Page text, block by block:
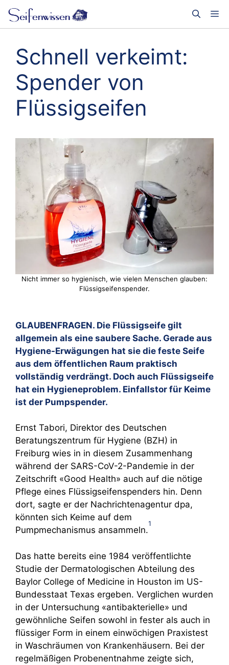
Zum
Inhalt
springen
Schnell verkeimt:
Spender von
Flüssigseifen
Nicht immer so hygienisch, wie vielen Menschen glauben:
Flüssigseifenspender.
GLAUBENFRAGEN. Die Flüssigseife gilt
allgemein als eine saubere Sache. Gerade aus
Hygiene-Erwägungen hat sie die feste Seife
aus dem öffentlichen Raum praktisch
vollständig verdrängt. Doch auch Flüssigseife
hat ein Hygieneproblem. Einfallstor für Keime
ist der Pumpspender.
Ernst Tabori, Direktor des Deutschen
Beratungszentrum für Hygiene (BZH) in
Freiburg wies in in diesem Zusammenhang
während der SARS-CoV-2-Pandemie in der
Zeitschrift «Good Health» auch auf die nötige
Pflege eines Flüssigseifenspenders hin. Denn
dort, sagte er der Nachrichtenagentur dpa,
könnten sich Keime auf dem
Pumpmechanismus ansammeln.
1
Das hatte bereits eine 1984 veröffentlichte
Studie der Dermatologischen Abteilung des
Baylor College of Medicine in Houston im US-
Bundesstaat Texas ergeben. Verglichen wurden
in der Untersuchung «antibakterielle» und
gewöhnliche Seifen sowohl in fester als auch in
flüssiger Form in einem einwöchigen Praxistest
in Waschräumen von Krankenhäusern. Bei der
regelmäßigen Probenentnahme zeigte sich,